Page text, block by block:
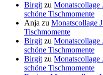
Birgit zu Monatscollage
schöne Tischmomente
Anja zu Monatscollage
Tischmomente
Birgit zu Monatscollage
schöne Tischmomente
Birgit zu Monatscollage
schöne Tischmomente